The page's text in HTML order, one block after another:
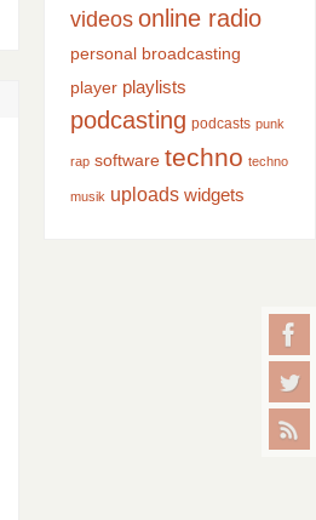
videos online radio
personal broadcasting
player playlists
podcasting podcasts punk
rap software techno techno
musik uploads widgets